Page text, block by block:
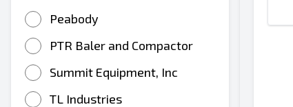
Peabody
PTR Baler and Compactor
Summit Equipment, Inc
TL Industries